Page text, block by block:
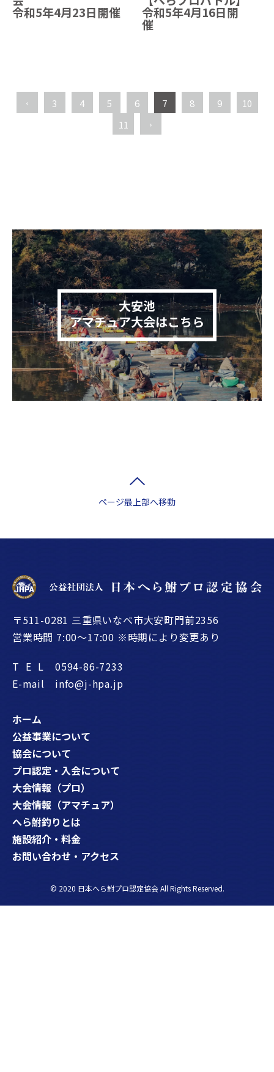
令和5年4月23日開催 令和5年4月16日開
催
3 4 5 6 7 8 9
10
11
大安池
アマチュア大会はこちら
ページ最上部へ移動
〒511-0281 三重県いなべ市大安町門前2356
営業時間 7:00〜17:00 ※時期により変更あり
TEL
0594-86-7233
E-mail
info@j-hpa.jp
ホーム
公益事業について
協会について
プロ認定・入会について
大会情報（プロ）
大会情報（アマチュア）
へら鮒釣りとは
施設紹介・料金
お問い合わせ・アクセス
© 2020 日本へら鮒プロ認定協会All Rights Reserved.